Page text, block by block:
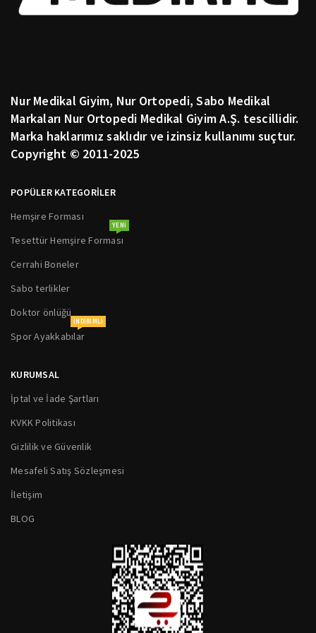
Nur Medikal Giyim, Nur Ortopedi, Sabo Medikal
Markaları Nur Ortopedi Medikal Giyim A.Ş. tescillidir.
Marka haklarımız saklıdır ve izinsiz kullanımı suçtur.
Copyright © 2011-2025
POPÜLER KATEGORİLER
Hemşire Forması
Tesettür Hemşire Forması
YENI
Cerrahi Boneler
Sabo terlikler
Doktor önlüğü
Spor Ayakkabılar
INDIRIMLI
KURUMSAL
İptal ve İade Şartları
KVKK Politikası
Gizlilik ve Güvenlik
Mesafeli Satış Sözleşmesi
İletişim
BLOG